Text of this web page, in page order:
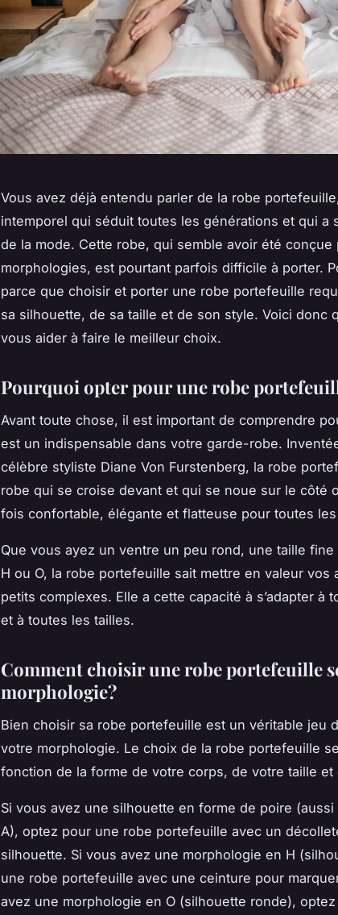
Vous avez déjà entendu parler de la robe
intemporel qui séduit toutes les générations et qui a
de la mode. Cette robe, qui semble avoir été
morphologies, est pourtant parfois difficile à porter.
parce que choisir et porter une robe portefeuille
sa silhouette, de sa taille et de son style. Voici donc
vous aider à faire le meilleur choix.
Pourquoi opter pour une robe
Avant toute chose, il est important de comprendre
est un indispensable dans votre garde-robe.
célèbre styliste Diane Von Furstenberg, la robe
robe qui se croise devant et qui se noue sur le côté
fois confortable, élégante et flatteuse pour toutes
Que vous ayez un ventre un peu rond, une taille
H ou O, la robe portefeuille sait mettre en valeur vos
petits complexes. Elle a cette capacité à s’adapter à
et à toutes les tailles.
Comment choisir une robe portefeuille
morphologie?
Bien choisir sa robe portefeuille est un véritable jeu
votre morphologie. Le choix de la robe portefeuille
fonction de la forme de votre corps, de votre taille et
Si vous avez une silhouette en forme de poire
A), optez pour une robe portefeuille avec un
silhouette. Si vous avez une morphologie en H
une robe portefeuille avec une ceinture pour
avez une morphologie en O (silhouette ronde),